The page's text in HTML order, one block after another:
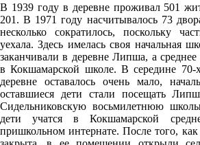
762
80%
2.1
211°
07.08
00:00
В 1939 году в деревне проживал 501
201. В 1971 году насчитывалось 73
несколько сократилось, поскольку
уехала. Здесь имелась своя начальная
заканчивали в деревне Липша, а среднее
в Кокшамарской школе. В середине 70-
деревне оставалось очень мало,
оставшиеся дети стали посещать
Сидельниковскую восьмилетнюю
дети учатся в Кокшамарской
пришкольном интернате. После того,